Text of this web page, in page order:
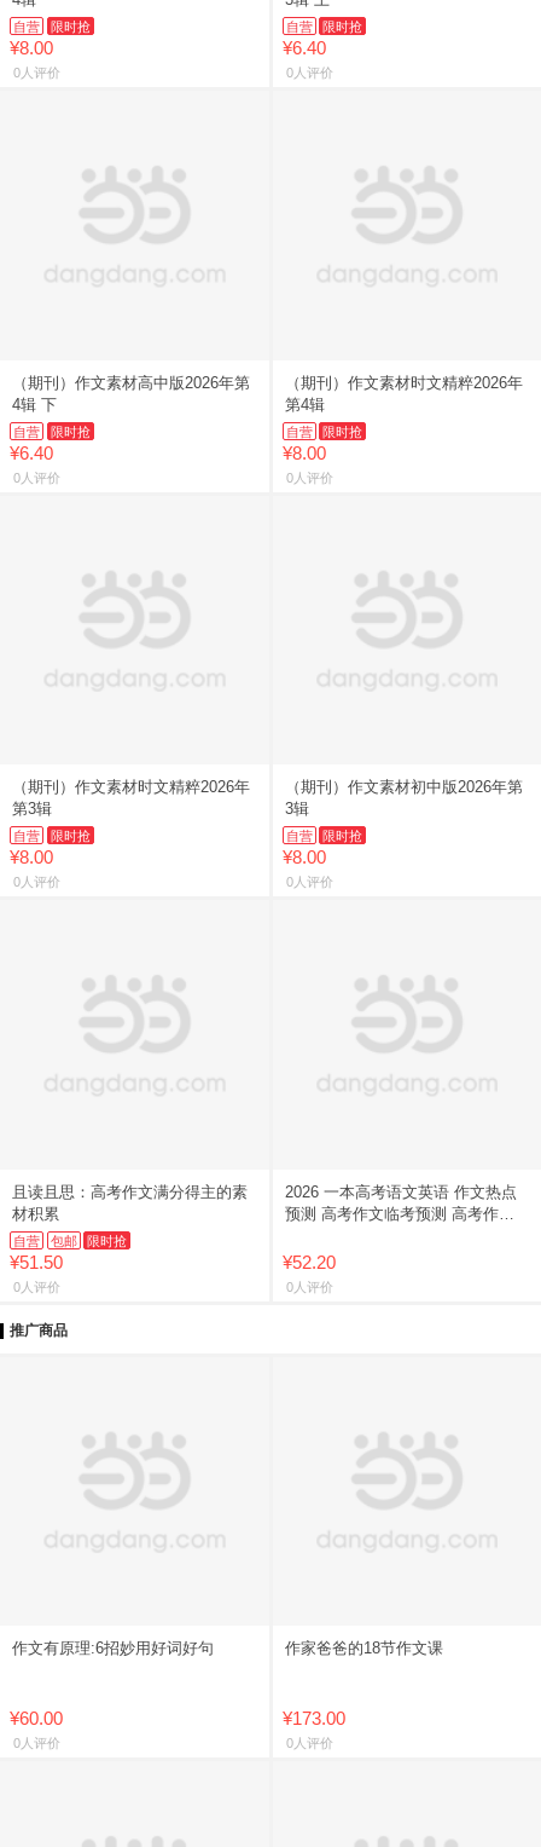
自营 限时抢
¥8.00
0人评价
自营 限时抢
¥6.40
0人评价
（期刊）作文素材高中版2026年第
4辑 下
自营 限时抢
¥6.40
0人评价
（期刊）作文素材时文精粹2026年
第4辑
自营 限时抢
¥8.00
0人评价
（期刊）作文素材时文精粹2026年
第3辑
自营 限时抢
¥8.00
0人评价
（期刊）作文素材初中版2026年第
3辑
自营 限时抢
¥8.00
0人评价
且读且思：高考作文满分得主的素
材积累
自营 包邮 限时抢
¥51.50
0人评价
2026 一本高考语文英语 作文热点
预测 高考作文临考预测 高考作文
预测+高考英语
¥52.20
0人评价
推广商品
作文有原理:6招妙用好词好句
¥60.00
0人评价
作家爸爸的18节作文课
¥173.00
0人评价